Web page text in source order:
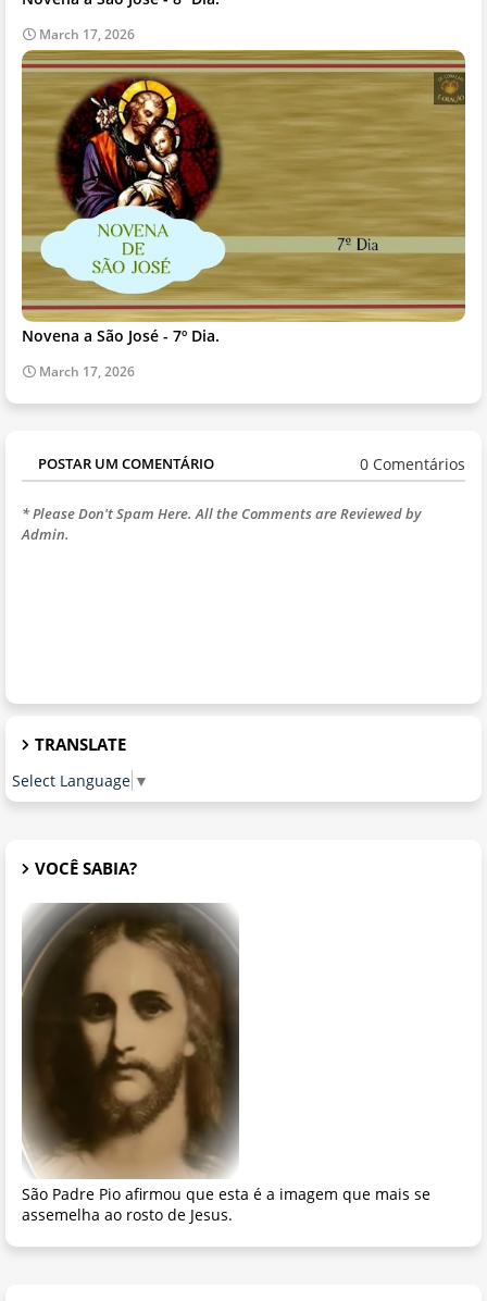
March 17, 2026
Novena a São José - 7º Dia.
March 17, 2026
POSTAR UM COMENTÁRIO 0 Comentários
* Please Don't Spam Here. All the Comments are Reviewed by
Admin.
TRANSLATE
Select Language ▼
VOCÊ SABIA?
São Padre Pio afirmou que esta é a imagem que mais se
assemelha ao rosto de Jesus.